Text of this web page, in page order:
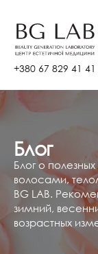
+380 67 829 41 41
Блог
Блог о
волосами,
BG LAB.
зимний,
возрастных